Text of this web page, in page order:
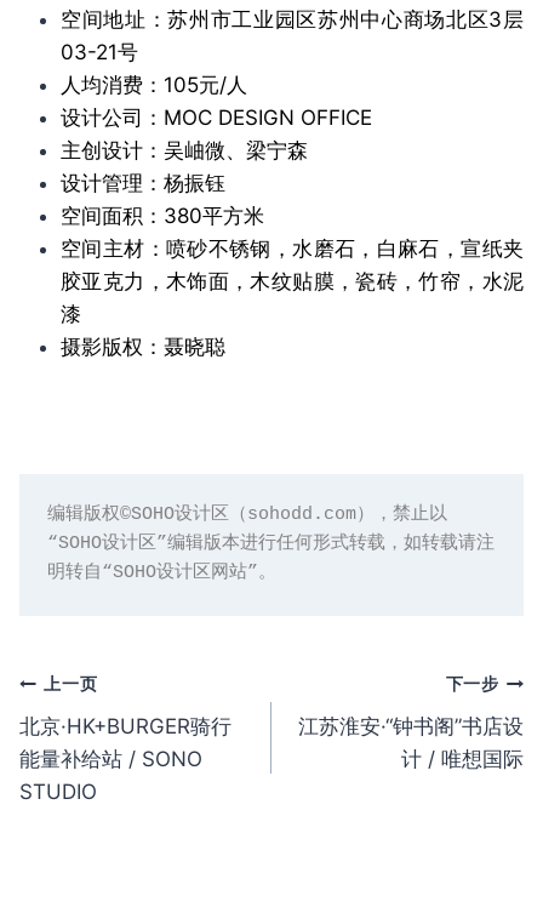
空间地址：苏州市工业园区苏州中心商场北区3层
03-21号
人均消费：105元/人
设计公司：MOC DESIGN OFFICE
主创设计：吴岫微、梁宁森
设计管理：杨振钰
空间面积：380平方米
空间主材：喷砂不锈钢，水磨石，白麻石，宣纸夹
胶亚克力，木饰面，木纹贴膜，瓷砖，竹帘，水泥
漆
摄影版权：聂晓聪
编辑版权©️SOHO设计区（sohodd.com），禁止以
“SOHO设计区”编辑版本进行任何形式转载，如转载请注
明转自“SOHO设计区网站”。
文
章
导
上一页
北京·HK+BURGER骑行
能量补给站 / SONO
STUDIO
下一步
江苏淮安·“钟书阁”书店设
计 / 唯想国际